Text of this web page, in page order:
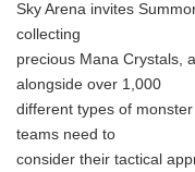
Sky Arena invites
collecting
precious Mana Crystals,
alongside over 1,000
different types of
teams need to
consider their tactical